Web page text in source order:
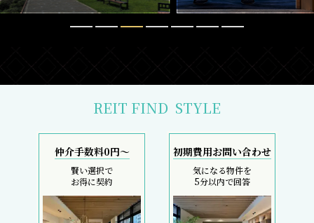
REIT FIND STYLE
仲介手数料0円～
賢い選択で
お得に契約
初期費用お問い合わせ
気になる物件を
5分以内で回答